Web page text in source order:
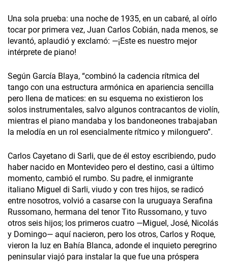
Una sola prueba: una noche de 1935, en un cabaré, al oírlo
tocar por primera vez, Juan Carlos Cobián, nada menos, se
levantó, aplaudió y exclamó: —¡Este es nuestro mejor
intérprete de piano!
Según García Blaya, “combinó la cadencia rítmica del
tango con una estructura armónica en apariencia sencilla
pero llena de matices: en su esquema no existieron los
solos instrumentales, salvo algunos contracantos de violín,
mientras el piano mandaba y los bandoneones trabajaban
la melodía en un rol esencialmente rítmico y milonguero”.
Carlos Cayetano di Sarli, que de él estoy escribiendo, pudo
haber nacido en Montevideo pero el destino, casi a último
momento, cambió el rumbo. Su padre, el inmigrante
italiano Miguel di Sarli, viudo y con tres hijos, se radicó
entre nosotros, volvió a casarse con la uruguaya Serafina
Russomano, hermana del tenor Tito Russomano, y tuvo
otros seis hijos; los primeros cuatro —Miguel, José, Nicolás
y Domingo— aquí nacieron, pero los otros, Carlos y Roque,
vieron la luz en Bahía Blanca, adonde el inquieto peregrino
peninsular viajó para instalar la que fue una próspera